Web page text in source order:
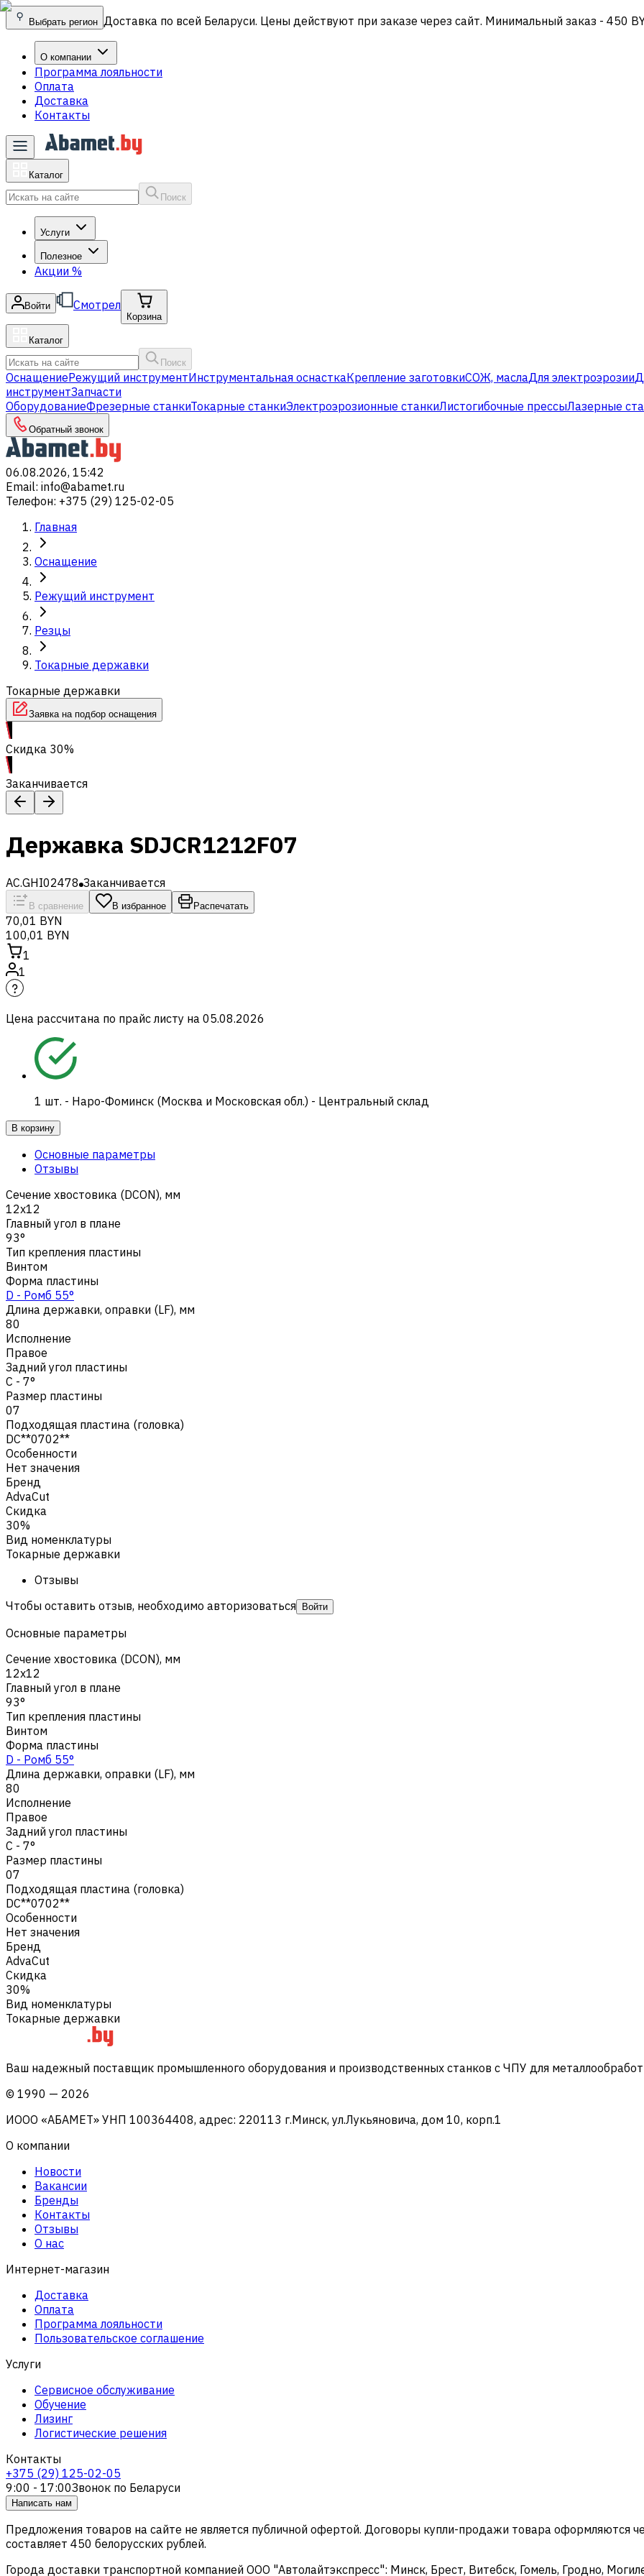
Выбрать регион Доставка по всей Беларуси. Цены действуют при заказе через сайт. Минимальный заказ - 450
О компании
Программа лояльности
Оплата
Доставка
Контакты
Каталог
Поиск
Услуги
Полезное
Акции %
Войти Смотрел
Корзина
Каталог
Поиск
ОснащениеРежущий инструментИнструментальная оснасткаКрепление заготовкиСОЖ, маслаДля электроэрозии
инструментЗапчасти
ОборудованиеФрезерные станкиТокарные станкиЭлектроэрозионные станкиЛистогибочные прессыЛазерные
Обратный звонок
06.08.2026, 15:42
Email: info@abamet.ru
Телефон: +375 (29) 125-02-05
Главная
Оснащение
Режущий инструмент
Резцы
Токарные державки
Токарные державки
Заявка на подбор оснащения
Скидка 30%
Заканчивается
Державка SDJCR1212F07
AC.GHI02478 Заканчивается
В сравнение В избранное Распечатать
70,01 BYN
100,01 BYN
1
1
Цена рассчитана по прайс листу на 05.08.2026
1 шт. - Наро-Фоминск (Москва и Московская обл.) - Центральный склад
В корзину
Основные параметры
Отзывы
Сечение хвостовика (DCON), мм
12x12
Главный угол в плане
93°
Тип крепления пластины
Винтом
Форма пластины
D - Ромб 55°
Длина державки, оправки (LF), мм
80
Исполнение
Правое
Задний угол пластины
C - 7°
Размер пластины
07
Подходящая пластина (головка)
DC**0702**
Особенности
Нет значения
Бренд
AdvaCut
Скидка
30%
Вид номенклатуры
Токарные державки
Отзывы
Чтобы оставить отзыв, необходимо авторизоваться
Войти
Основные параметры
Сечение хвостовика (DCON), мм
12x12
Главный угол в плане
93°
Тип крепления пластины
Винтом
Форма пластины
D - Ромб 55°
Длина державки, оправки (LF), мм
80
Исполнение
Правое
Задний угол пластины
C - 7°
Размер пластины
07
Подходящая пластина (головка)
DC**0702**
Особенности
Нет значения
Бренд
AdvaCut
Скидка
30%
Вид номенклатуры
Токарные державки
Ваш надежный поставщик промышленного оборудования и производственных станков с ЧПУ для
© 1990 — 2026
ИООО «АБАМЕТ» УНП 100364408, адрес: 220113 г.Минск, ул.Лукьяновича, дом 10, корп.1
О компании
Новости
Вакансии
Бренды
Контакты
Отзывы
О нас
Интернет-магазин
Доставка
Оплата
Программа лояльности
Пользовательское соглашение
Услуги
Сервисное обслуживание
Обучение
Лизинг
Логистические решения
Контакты
+375 (29) 125-02-05
9:00 - 17:00Звонок по Беларуси
Написать нам
Предложения товаров на сайте не является публичной офертой. Договоры купли-продажи товара оформляются
составляет 450 белорусских рублей.
Города доставки транспортной компанией ООО "Автолайтэкспресс": Минск, Брест, Витебск, Гомель, Гродно,